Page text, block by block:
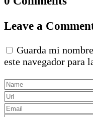
Leave a
Guarda mi
este navegador para